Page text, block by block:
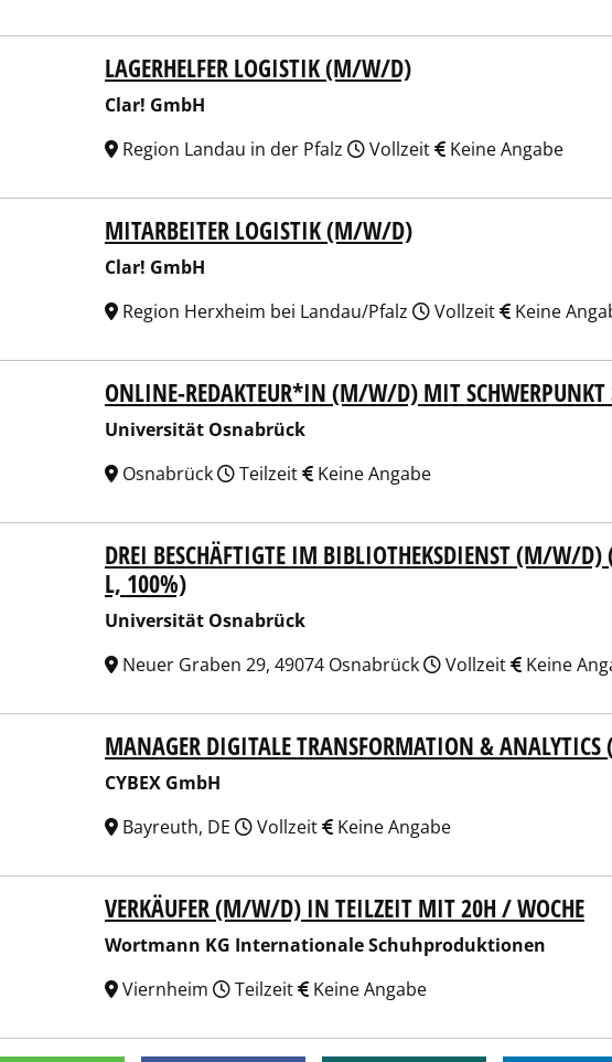
LAGERHELFER LOGISTIK (M/W/D)
Clar! GmbH
Region Landau in der Pfalz
Vollzeit Keine Angabe
MITARBEITER LOGISTIK (M/W/D)
Clar! GmbH
Region Herxheim bei Landau/Pfalz
Vollzeit Keine
OsnabrückONLINE-REDAKTEUR*IN (M/W/D) MIT SCHWERPUNKT
Universität Osnabrück
Osnabrück
Teilzeit Keine Angabe
OsnabrückDREI BESCHÄFTIGTE IM BIBLIOTHEKSDIENST (M/W/D)
L, 100%)
Universität Osnabrück
Neuer Graben 29, 49074 Osnabrück
Vollzeit Keine
MANAGER DIGITALE TRANSFORMATION &
CYBEX GmbH
Bayreuth, DE
Vollzeit Keine Angabe
KG Internationale Schuhproduktionen
VERKÄUFER (M/W/D) IN TEILZEIT MIT 20H / WOCHE
Wortmann KG Internationale Schuhproduktionen
Viernheim
Teilzeit Keine Angabe